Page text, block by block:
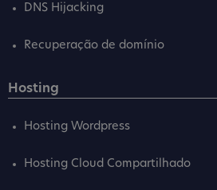
DNS Hijacking
Recuperação de domínio
Hosting
Hosting Wordpress
Hosting Cloud Compartilhado